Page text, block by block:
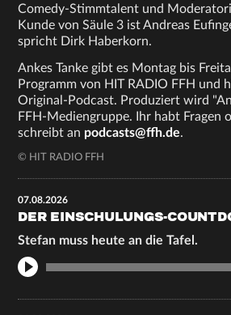
Comedy-Stimmtalent und
Kunde von Säule 3 ist Andreas
spricht Dirk Haberkorn.
Ankes Tanke gibt es Montag bis
Programm von HIT RADIO FFH und
Original-Podcast. Produziert wird
FFH-Mediengruppe. Ihr habt Fragen
schreibt an podcasts@ffh.de.
© HIT RADIO FFH
07.08.2026
DER EINSCHULUNGS-
Stefan muss heute an die Tafel.